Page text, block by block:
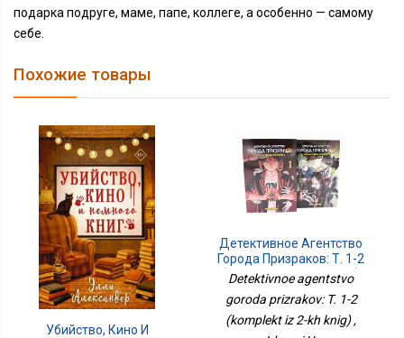
подарка подруге, маме, папе, коллеге, а особенно — самому
себе.
Похожие товары
Убийство, Кино И
Детективное Агентство
Города Призраков: Т. 1-2
(комплект Из 2-Х Книг)
Detektivnoe agentstvo
goroda prizrakov: T. 1-2
(komplekt iz 2-kh knig) ,